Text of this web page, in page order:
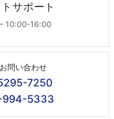
サポート
10:00-16:00
問い合わせ
7250
994-5333